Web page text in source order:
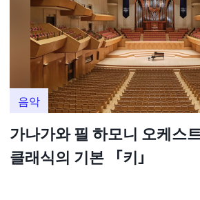
음악
가나가와 필 하모니 오케스
클래식의 기본 「키」